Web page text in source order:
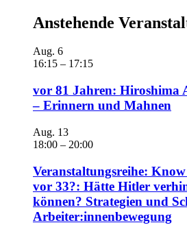
Anstehende
Aug. 6
16:15 – 17:15
vor 81 Jahren: Hiroshima
– Erinnern und Mahnen
Aug. 13
18:00 – 20:00
Veranstaltungsreihe:
vor 33?: Hätte Hitler
können? Strategien und
Arbeiter:innenbewegung